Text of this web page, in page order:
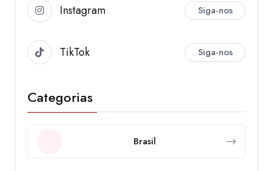
Instagram Siga-nos
TikTok Siga-nos
Categorias
Brasil